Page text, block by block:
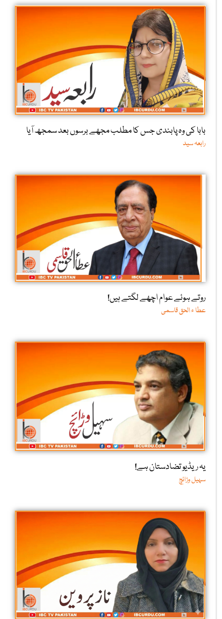
بابا کی وہ پابندی جس کا مطلب مجھے برسوں بعد سمجھ آیا
رابعہ سید
روتے ہوئے عوام اچھے لگتے ہیں!
عطا ء الحق قاسمی
یہ ریڈیو تضادستان ہے!
سہیل وڑائچ